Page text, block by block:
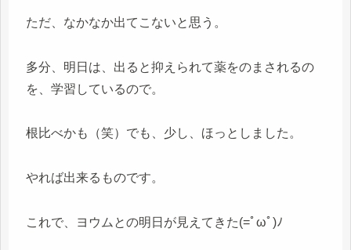
ただ、なかなか出てこないと思う。
多分、明日は、出ると抑えられて薬をのまされるの
を、学習しているので。
根比べかも（笑）でも、少し、ほっとしました。
やれば出来るものです。
これで、ヨウムとの明日が見えてきた(=ﾟωﾟ)ﾉ